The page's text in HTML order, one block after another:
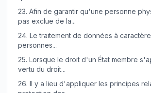
23. Afin de garantir qu'une personne
pas exclue de la...
24. Le traitement de données à
personnes...
25. Lorsque le droit d'un État membre
vertu du droit...
26. Il y a lieu d'appliquer les principes